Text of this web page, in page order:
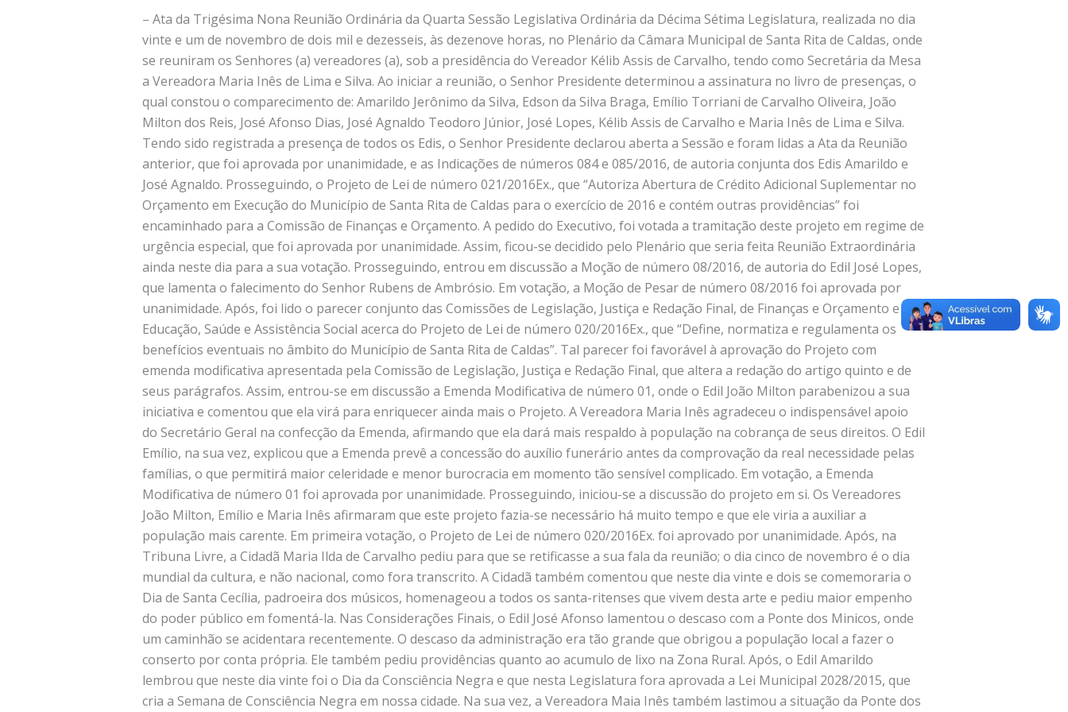
– Ata da Trigésima Nona Reunião Ordinária da Quarta Sessão Legislativa Ordinária da Décima Sétima Legislatura, realizada no dia
vinte e um de novembro de dois mil e dezesseis, às dezenove horas, no Plenário da Câmara Municipal de Santa Rita de Caldas, onde
se reuniram os Senhores (a) vereadores (a), sob a presidência do Vereador Kélib Assis de Carvalho, tendo como Secretária da Mesa
a Vereadora Maria Inês de Lima e Silva. Ao iniciar a reunião, o Senhor Presidente determinou a assinatura no livro de presenças, o
qual constou o comparecimento de: Amarildo Jerônimo da Silva, Edson da Silva Braga, Emílio Torriani de Carvalho Oliveira, João
Milton dos Reis, José Afonso Dias, José Agnaldo Teodoro Júnior, José Lopes, Kélib Assis de Carvalho e Maria Inês de Lima e Silva.
Tendo sido registrada a presença de todos os Edis, o Senhor Presidente declarou aberta a Sessão e foram lidas a Ata da Reunião
anterior, que foi aprovada por unanimidade, e as Indicações de números 084 e 085/2016, de autoria conjunta dos Edis Amarildo e
José Agnaldo. Prosseguindo, o Projeto de Lei de número 021/2016Ex., que “Autoriza Abertura de Crédito Adicional Suplementar no
Orçamento em Execução do Município de Santa Rita de Caldas para o exercício de 2016 e contém outras providências” foi
encaminhado para a Comissão de Finanças e Orçamento. A pedido do Executivo, foi votada a tramitação deste projeto em regime de
urgência especial, que foi aprovada por unanimidade. Assim, ficou-se decidido pelo Plenário que seria feita Reunião Extraordinária
ainda neste dia para a sua votação. Prosseguindo, entrou em discussão a Moção de número 08/2016, de autoria do Edil José Lopes,
que lamenta o falecimento do Senhor Rubens de Ambrósio. Em votação, a Moção de Pesar de número 08/2016 foi aprovada por
unanimidade. Após, foi lido o parecer conjunto das Comissões de Legislação, Justiça e Redação Final, de Finanças e Orçamento e de
Educação, Saúde e Assistência Social acerca do Projeto de Lei de número 020/2016Ex., que “Define, normatiza e regulamenta os
benefícios eventuais no âmbito do Município de Santa Rita de Caldas”. Tal parecer foi favorável à aprovação do Projeto com
emenda modificativa apresentada pela Comissão de Legislação, Justiça e Redação Final, que altera a redação do artigo quinto e de
seus parágrafos. Assim, entrou-se em discussão a Emenda Modificativa de número 01, onde o Edil João Milton parabenizou a sua
iniciativa e comentou que ela virá para enriquecer ainda mais o Projeto. A Vereadora Maria Inês agradeceu o indispensável apoio
do Secretário Geral na confecção da Emenda, afirmando que ela dará mais respaldo à população na cobrança de seus direitos. O Edil
Emílio, na sua vez, explicou que a Emenda prevê a concessão do auxílio funerário antes da comprovação da real necessidade pelas
famílias, o que permitirá maior celeridade e menor burocracia em momento tão sensível complicado. Em votação, a Emenda
Modificativa de número 01 foi aprovada por unanimidade. Prosseguindo, iniciou-se a discussão do projeto em si. Os Vereadores
João Milton, Emílio e Maria Inês afirmaram que este projeto fazia-se necessário há muito tempo e que ele viria a auxiliar a
população mais carente. Em primeira votação, o Projeto de Lei de número 020/2016Ex. foi aprovado por unanimidade. Após, na
Tribuna Livre, a Cidadã Maria Ilda de Carvalho pediu para que se retificasse a sua fala da reunião; o dia cinco de novembro é o dia
mundial da cultura, e não nacional, como fora transcrito. A Cidadã também comentou que neste dia vinte e dois se comemoraria o
Dia de Santa Cecília, padroeira dos músicos, homenageou a todos os santa-ritenses que vivem desta arte e pediu maior empenho
do poder público em fomentá-la. Nas Considerações Finais, o Edil José Afonso lamentou o descaso com a Ponte dos Minicos, onde
um caminhão se acidentara recentemente. O descaso da administração era tão grande que obrigou a população local a fazer o
conserto por conta própria. Ele também pediu providências quanto ao acumulo de lixo na Zona Rural. Após, o Edil Amarildo
lembrou que neste dia vinte foi o Dia da Consciência Negra e que nesta Legislatura fora aprovada a Lei Municipal 2028/2015, que
cria a Semana de Consciência Negra em nossa cidade. Na sua vez, a Vereadora Maia Inês também lastimou a situação da Ponte dos